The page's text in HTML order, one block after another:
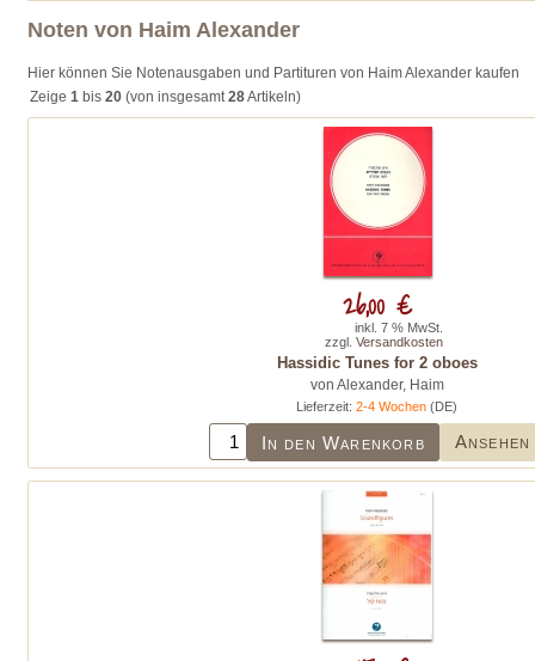
Noten von Haim Alexander
Hier können Sie Notenausgaben und Partituren von Haim Alexander kaufen
Zeige 1 bis 20 (von insgesamt28Artikeln)
Hassidic Tunes for 2 oboes
von Alexander, Haim
Lieferzeit:2-4 Wochen (DE)
In den Warenkorb Ansehen
26,00 €
inkl. 7 % MwSt.
zzgl. Versandkosten